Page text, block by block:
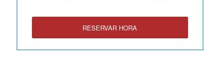
RESERVAR HORA